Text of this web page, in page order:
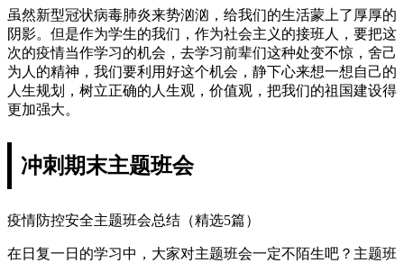
虽然新型冠状病毒肺炎来势汹汹，给我们的生活蒙上了厚厚的
阴影。但是作为学生的我们，作为社会主义的接班人，要把这
次的疫情当作学习的机会，去学习前辈们这种处变不惊，舍己
为人的精神，我们要利用好这个机会，静下心来想一想自己的
人生规划，树立正确的人生观，价值观，把我们的祖国建设得
更加强大。
冲刺期末主题班会
疫情防控安全主题班会总结（精选5篇）
在日复一日的学习中，大家对主题班会一定不陌生吧？主题班